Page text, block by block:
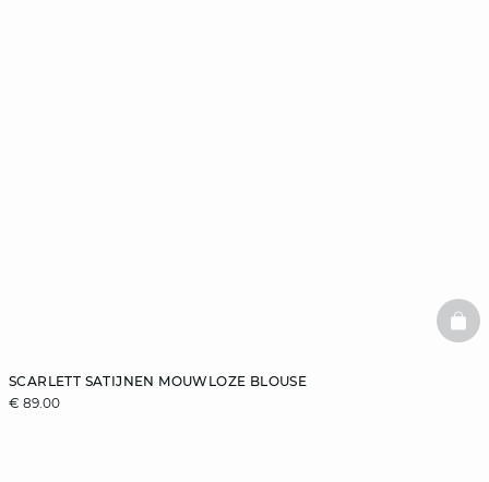
SCARLETT SATIJNEN MOUWLOZE BLOUSE
€ 89.00